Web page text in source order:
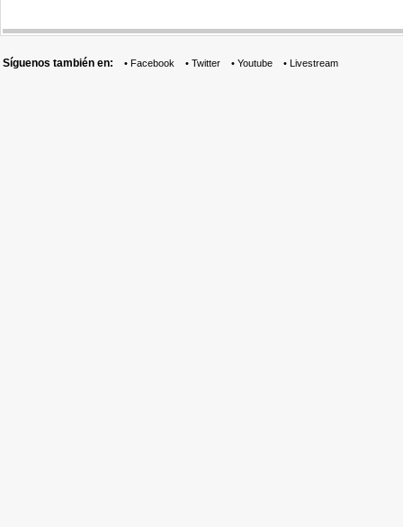
Síguenos también en: • Facebook • Twitter • Youtube • Livestream